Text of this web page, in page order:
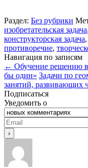
Раздел: Без рубрики
изобретательская задача,
конструкторская задача,
противоречие,
Навигация по записям
← Обучение решению
бы один» Задачи по
занятий, развивающих
Подписаться
Уведомить о